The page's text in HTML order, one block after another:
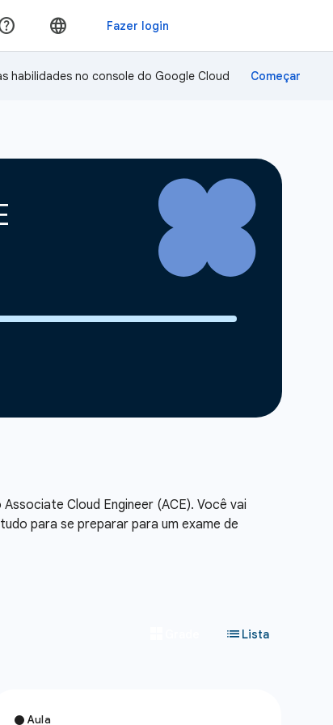
habilidades no console do Google Cloud
Cloud Engineer (ACE). Você vai
para se preparar para um exame de